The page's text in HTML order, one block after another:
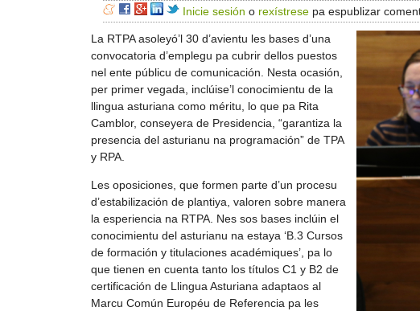
Inicie sesión o rexístrese pa espublizar
La RTPA asoleyó’l 30 d’avientu les bases d’una
convocatoria d’emplegu pa cubrir dellos puestos
nel ente públicu de comunicación. Nesta ocasión,
per primer vegada, inclúise’l conocimientu de la
llingua asturiana como méritu, lo que pa Rita
Camblor, conseyera de Presidencia, “garantiza la
presencia del asturianu na programación” de TPA
y RPA.
Les oposiciones, que formen parte d’un procesu
d’estabilización de plantiya, valoren sobre manera
la esperiencia na RTPA. Nes sos bases inclúin el
conocimientu del asturianu na estaya ‘B.3 Cursos
de formación y titulaciones académiques’, pa lo
que tienen en cuenta tanto los títulos C1 y B2 de
certificación de Llingua Asturiana adaptaos al
Marcu Común Européu de Referencia pa les